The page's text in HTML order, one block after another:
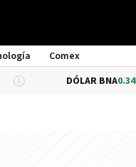
Comex
DÓLAR BNA 0.34%$1,520.00